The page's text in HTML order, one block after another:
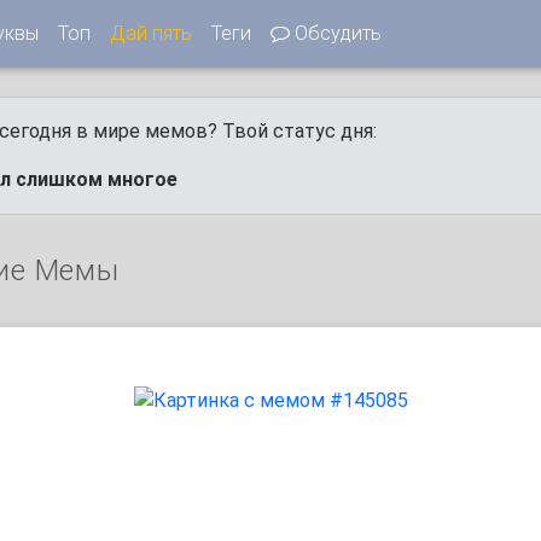
Топ Дай пять Теги Обсудить
в мире мемов? Твой статус дня:
слишком многое
Мемы